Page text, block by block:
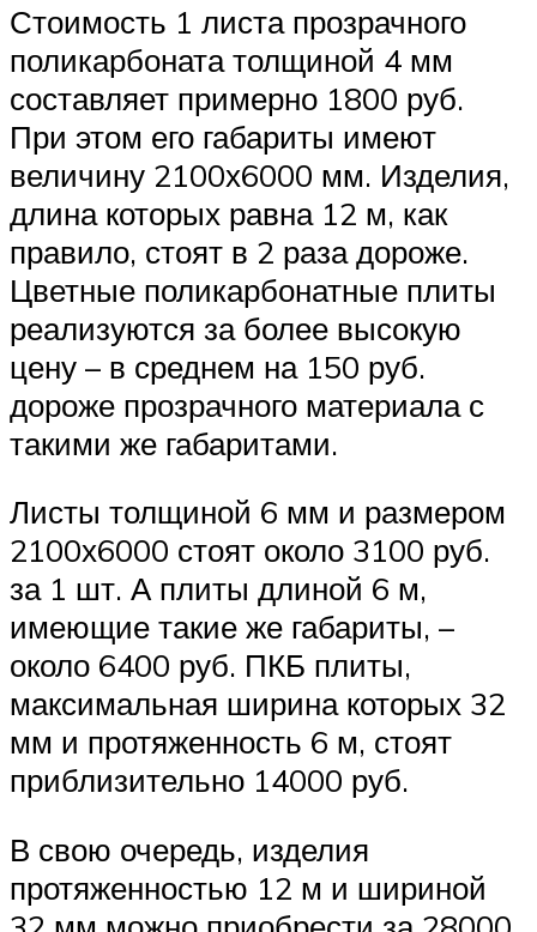
Стоимость 1 листа прозрачного
поликарбоната толщиной 4 мм
составляет примерно 1800 руб.
При этом его габариты имеют
величину 2100х6000 мм. Изделия,
длина которых равна 12 м, как
правило, стоят в 2 раза дороже.
Цветные поликарбонатные плиты
реализуются за более высокую
цену – в среднем на 150 руб.
дороже прозрачного материала с
такими же габаритами.
Листы толщиной 6 мм и размером
2100х6000 стоят около 3100 руб.
за 1 шт. А плиты длиной 6 м,
имеющие такие же габариты, –
около 6400 руб. ПКБ плиты,
максимальная ширина которых 32
мм и протяженность 6 м, стоят
приблизительно 14000 руб.
В свою очередь, изделия
протяженностью 12 м и шириной